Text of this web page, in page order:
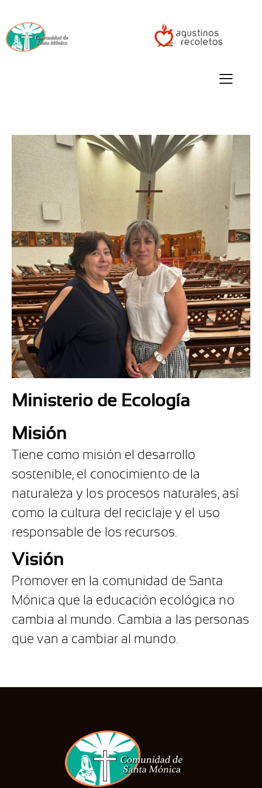
Ministerio de Ecología
Misión
Tiene como misión el desarrollo
sostenible, el conocimiento de la
naturaleza y los procesos naturales, así
como la cultura del reciclaje y el uso
responsable de los recursos.
Visión
Promover en la comunidad de Santa
Mónica que la educación ecológica no
cambia al mundo. Cambia a las personas
que van a cambiar al mundo.